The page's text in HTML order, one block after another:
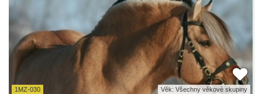
1MZ-030 Věk: Všechny věkové skupiny